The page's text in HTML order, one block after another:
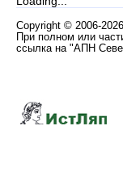
Copyright © 2006-
При полном или
ссылка на "АПН